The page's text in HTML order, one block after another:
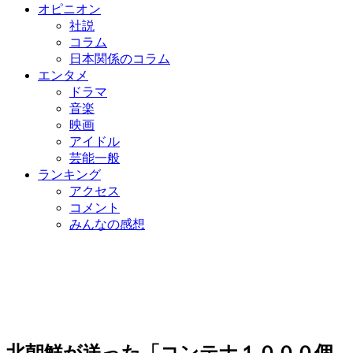
オピニオン
社説
コラム
日本関係のコラム
エンタメ
ドラマ
音楽
映画
アイドル
芸能一般
ランキング
アクセス
コメント
みんなの感想